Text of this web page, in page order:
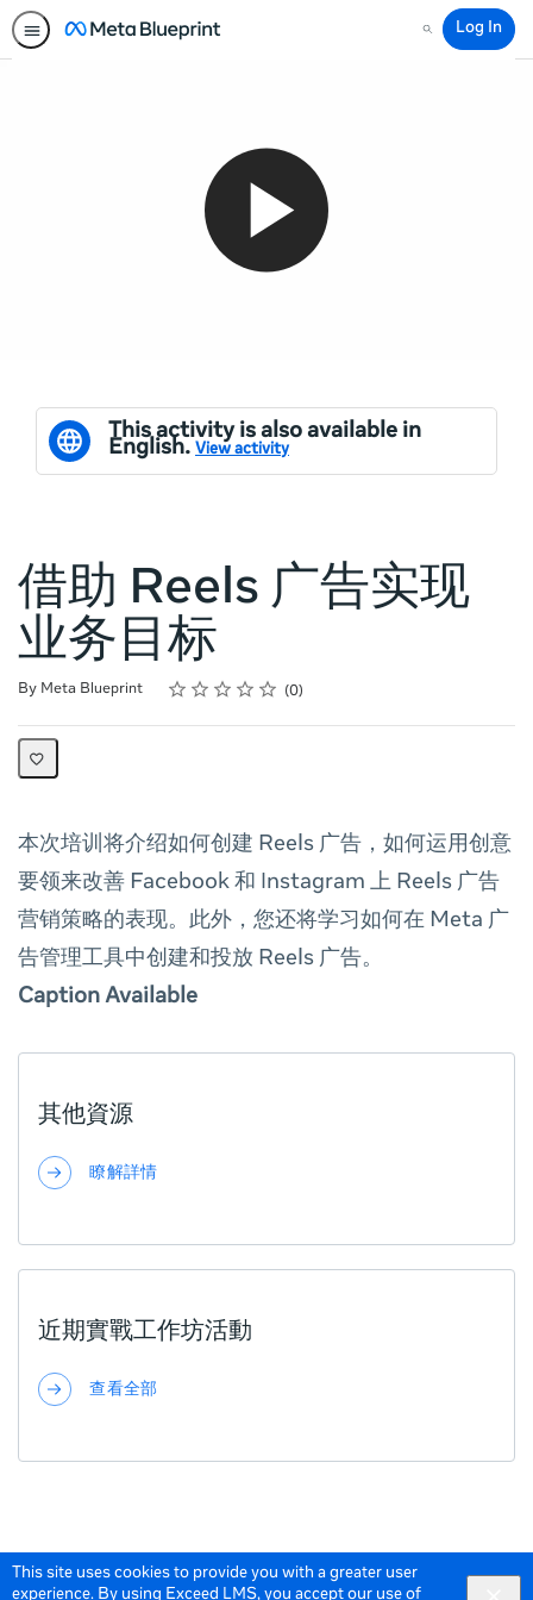
This site uses cookies to provide you with a greater user
experience. By using Exceed LMS, you accept our use of
Search
Log In
This activity is also available in
English. View activity
借助 Reels 广告实现
业务目标
By Meta Blueprint Rating
1 star
2 stars
3 stars
4 stars
5 stars
Average rating: 0 0
No reviews
本次培训将介绍如何创建 Reels 广告，如何运用创意
要领来改善 Facebook 和 Instagram 上 Reels 广告
营销 策略的表现。此外，您还将学习如何在 Meta 广
告管理工具中创建和投放 Reels 广告。
Caption Available
其他資源
瞭解詳情
近期實戰工作坊活動
查看全部